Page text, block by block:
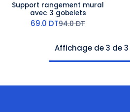
Support rangement mural
avec 3 gobelets
69.0 DT94.0DT
Affichage de 3 de